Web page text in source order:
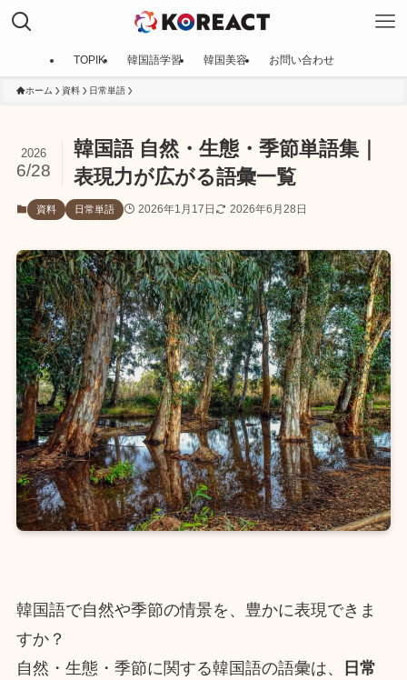
TOPIK 韓国語学習 韓国美容 お問い合わせ
ホーム 資料 日常単語
韓国語 自然・生態・季節単語集｜
表現力が広がる語彙一覧
2026
6/28
資料 日常単語 2026年1月17日 2026年6月28日
韓国語で自然や季節の情景を、豊かに表現できま
すか？
自然・生態・季節に関する韓国語の語彙は、
日常